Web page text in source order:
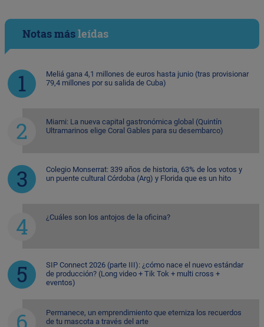
Notas másleídas
Meliá gana 4,1 millones de euros hasta junio (tras provisionar
79,4 millones por su salida de Cuba)
Miami: La nueva capital gastronómica global (Quintín
Ultramarinos elige Coral Gables para su desembarco)
Colegio Monserrat: 339 años de historia, 63% de los votos y
un puente cultural Córdoba (Arg) y Florida que es un hito
¿Cuáles son los antojos de la oficina?
SIP Connect 2026 (parte III): ¿cómo nace el nuevo estándar
de producción? (Long video + Tik Tok + multi cross +
eventos)
Permanece, un emprendimiento que eterniza los recuerdos
de tu mascota a través del arte